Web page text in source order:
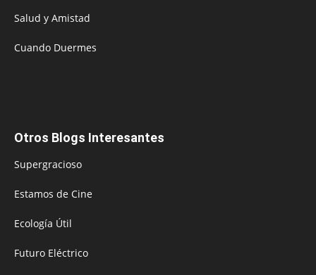
Salud y Amistad
Cuando Duermes
Otros Blogs Interesantes
Supergracioso
Estamos de Cine
Ecología Útil
Futuro Eléctrico